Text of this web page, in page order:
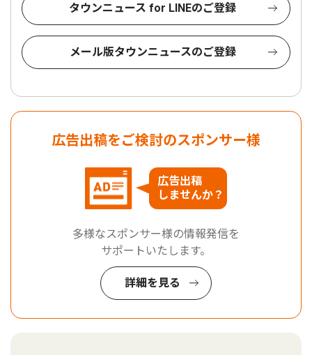
タウンニュース for LINEのご登録
メール版タウンニュースのご登録
広告出稿をご検討のスポンサー様
広告出稿
しませんか？
多様なスポンサー様の情報発信を
サポートいたします。
詳細を見る